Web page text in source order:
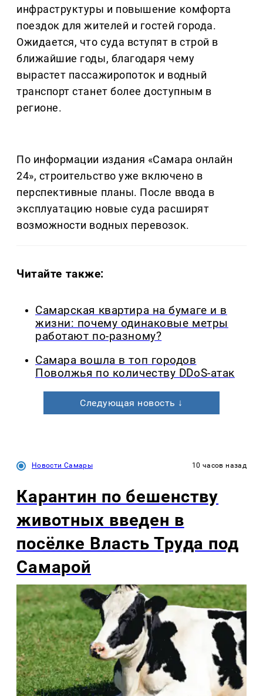
инфраструктуры и повышение комфорта
поездок для жителей и гостей города.
Ожидается, что суда вступят в строй в
ближайшие годы, благодаря чему
вырастет пассажиропоток и водный
транспорт станет более доступным в
регионе.
По информации издания «Самара онлайн
24», строительство уже включено в
перспективные планы. После ввода в
эксплуатацию новые суда расширят
возможности водных перевозок.
Читайте также:
Самарская квартира на бумаге и в
жизни: почему одинаковые метры
работают по-разному?
Самара вошла в топ городов
Поволжья по количеству DDoS-атак
Следующая новость ↓
Новости Самары 10 часов назад
Карантин по бешенству
животных введен в
посёлке Власть Труда под
Самарой